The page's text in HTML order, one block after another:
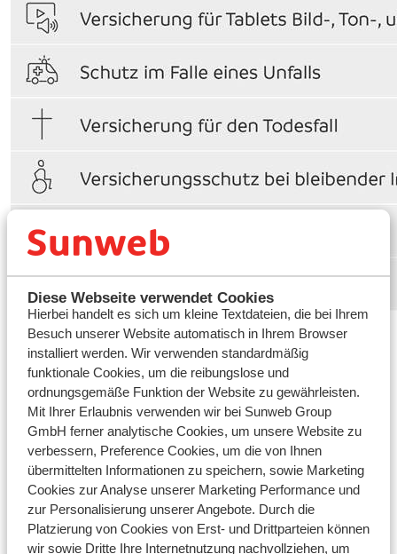
Diese Webseite verwendet Cookies
Hierbei handelt es sich um kleine Textdateien, die bei Ihrem
Besuch unserer Website automatisch in Ihrem Browser
installiert werden. Wir verwenden standardmäßig
funktionale Cookies, um die reibungslose und
ordnungsgemäße Funktion der Website zu gewährleisten.
Mit Ihrer Erlaubnis verwenden wir bei Sunweb Group
GmbH ferner analytische Cookies, um unsere Website zu
verbessern, Preference Cookies, um die von Ihnen
übermittelten Informationen zu speichern, sowie Marketing
Cookies zur Analyse unserer Marketing Performance und
zur Personalisierung unserer Angebote. Durch die
Platzierung von Cookies von Erst- und Drittparteien können
wir sowie Dritte Ihre Internetnutzung nachvollziehen, um
TIPP:Skifahren abseits der Pisten wird nicht von jeder
Versicherung abgedeckt, aber mit AXA müssen Sie sich
keine Sorgen machen! Mit der AXA-Reiseversicherung
sind Sie beim Skifahren abseits der Pisten versichert,
solange die Piste nicht durch Gefahren blockiert ist
oder Sie in einem Gebiet fahren, für das ein
Lawinencode 3 oder höher ausgegeben wurde.
Die Prämie ist ein fester Betrag pro Person und Tag.
Wichtig:Dies sind die Versicherungsbedingungen der
AXA. Sunweb hat die AXA als Versicherungspartner